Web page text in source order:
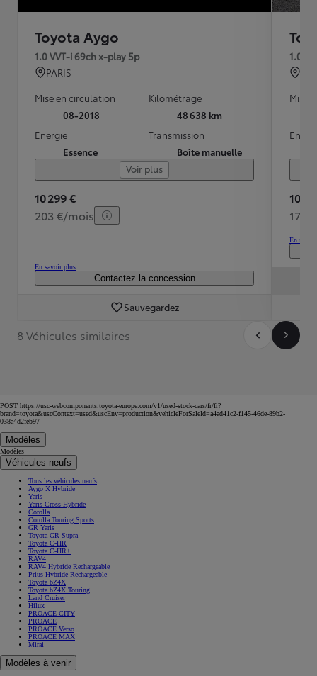
Toyota Aygo
1.0 VVT-i 69ch x-play 5p
PARIS
Mise en circulation
08-2018
Kilométrage
48 638 km
Energie
Essence
Transmission
Boîte manuelle
Voir plus
10 299 €
203 €/mois
En savoir plus
Contactez la concession
Sauvegardez
1.0
Mise
10
171
En
8 Véhicules similaires
POST https://usc-webcomponents.toyota-europe.com/v1/used-stock-cars/fr/fr?
brand=toyota&uscContext=used&uscEnv=production&vehicleForSaleId=a4ad41c2-f145-46de-89b2-
038a4d2feb97
Modèles
Modèles
Véhicules neufs
Tous les véhicules neufs
Aygo X Hybride
Yaris
Yaris Cross Hybride
Corolla
Corolla Touring Sports
GR Yaris
Toyota GR Supra
Toyota C-HR
Toyota C-HR+
RAV4
RAV4 Hybride Rechargeable
Prius Hybride Rechargeable
Toyota bZ4X
Toyota bZ4X Touring
Land Cruiser
Hilux
PROACE CITY
PROACE
PROACE Verso
PROACE MAX
Mirai
Modèles à venir